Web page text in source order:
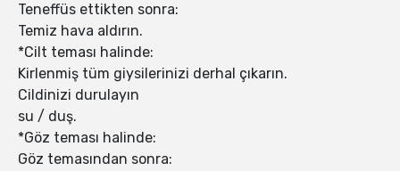
Teneffüs ettikten sonra:
Temiz hava aldırın.
*Cilt teması halinde:
Kirlenmiş tüm giysilerinizi derhal çıkarın.
Cildinizi durulayın
su / duş.
*Göz teması halinde:
Göz temasından sonra: